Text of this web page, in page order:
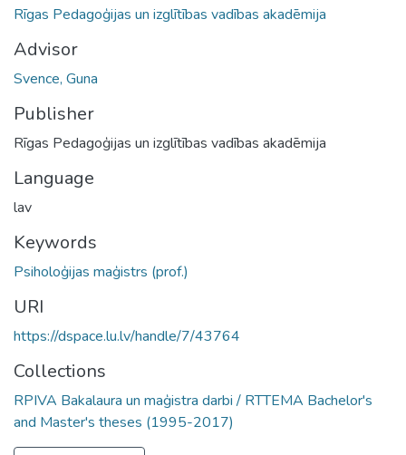
Rīgas Pedagoģijas un izglītības vadības akadēmija
Advisor
Svence, Guna
Publisher
Rīgas Pedagoģijas un izglītības vadības akadēmija
Language
lav
Keywords
Psiholoģijas maģistrs (prof.)
URI
https://dspace.lu.lv/handle/7/43764
Collections
RPIVA Bakalaura un maģistra darbi / RTTEMA Bachelor's
and Master's theses (1995-2017)